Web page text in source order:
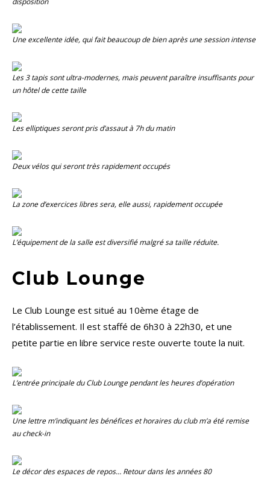
Une excellente idée, qui fait beaucoup de bien après une session intense
Les 3 tapis sont ultra-modernes, mais peuvent paraître insuffisants pour
un hôtel de cette taille
Les elliptiques seront pris d’assaut à 7h du matin
Deux vélos qui seront très rapidement occupés
La zone d’exercices libres sera, elle aussi, rapidement occupée
L’équipement de la salle est diversifié malgré sa taille réduite.
Club Lounge
Le Club Lounge est situé au 10ème étage de
l’établissement. Il est staffé de 6h30 à 22h30, et une
petite partie en libre service reste ouverte toute la nuit.
L’entrée principale duClub Loungependant les heures d’opération
Une lettre m’indiquant les bénéfices et horaires du club m’a été remise
au check-in
Le décor des espaces de repos… Retour dans les années 80